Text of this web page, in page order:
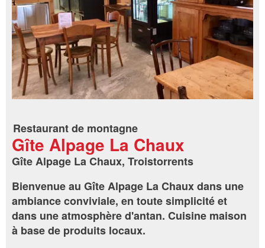
Restaurant de montagne
Gîte Alpage La Chaux
Gîte Alpage La Chaux, Troistorrents
Bienvenue au Gîte Alpage La Chaux dans une
ambiance conviviale, en toute simplicité et
dans une atmosphère d'antan. Cuisine maison
à base de produits locaux.